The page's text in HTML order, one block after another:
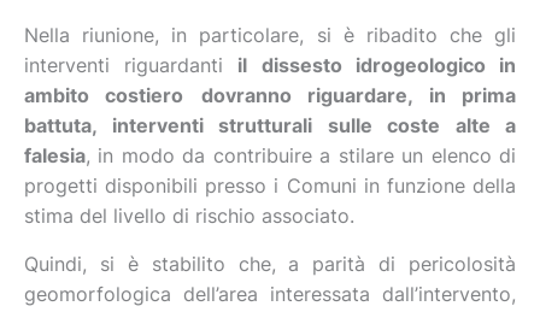
Nella riunione, in particolare, si è ribadito che gli
interventi riguardanti il dissesto idrogeologico in
ambito costiero
dovranno riguardare, in prima
battuta, interventi strutturali sulle coste alte a
falesia, in modo da contribuire a stilare un elenco di
progetti disponibili presso i Comuni in funzione della
stima del livello di rischio associato.
Quindi, si è stabilito che, a parità di pericolosità
geomorfologica dell’area interessata dall’intervento,